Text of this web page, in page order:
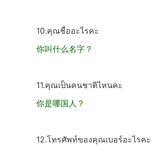
10.คุณชื่ออะไรคะ
你叫什么名字？
11.คุณเป็นคนชาติไหนคะ
你是哪国人？
12.โทรศัพท์ของคุณเบอร์อะไรคะ